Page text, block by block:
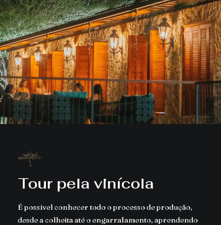
Tour pela vinícola
É possível conhecer todo o processo de produção,
desde a colheita até o engarrafamento, aprendendo